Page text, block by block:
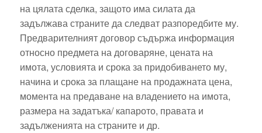
на цялата сделка, защото има силата да
задължава страните да следват разпоредбите му.
Предварителният договор съдържа информация
относно предмета на договаряне, цената на
имота, условията и срока за придобиването му,
начина и срока за плащане на продажната цена,
момента на предаване на владението на имота,
размера на задатъка/ капарото, правата и
задълженията на страните и др.